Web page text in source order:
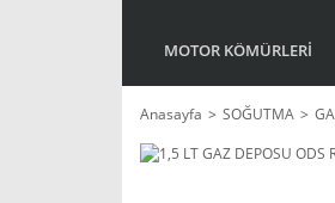
MOTOR KÖMÜRLERİ
Anasayfa SOĞUTMA